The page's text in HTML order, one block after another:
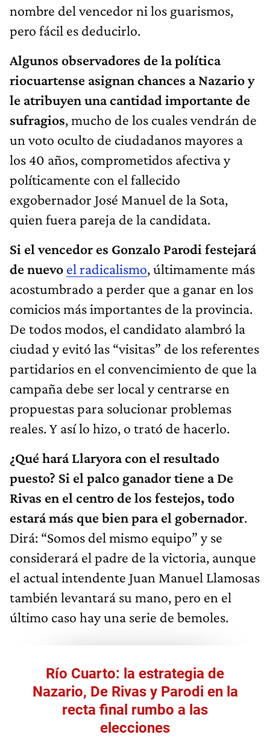
nombre del vencedor ni los guarismos,
pero fácil es deducirlo.
Algunos observadores de la política
riocuartense asignan chances a Nazario y
le atribuyen una cantidad importante de
sufragios, mucho de los cuales vendrán de
un voto oculto de ciudadanos mayores a
los 40 años, comprometidos afectiva y
políticamente con el fallecido
exgobernador José Manuel de la Sota,
quien fuera pareja de la candidata.
Si el vencedor es Gonzalo Parodi festejará
de nuevo el radicalismo, últimamente más
acostumbrado a perder que a ganar en los
comicios más importantes de la provincia.
De todos modos, el candidato alambró la
ciudad y evitó las “visitas” de los referentes
partidarios en el convencimiento de que la
campaña debe ser local y centrarse en
propuestas para solucionar problemas
reales. Y así lo hizo, o trató de hacerlo.
¿Qué hará Llaryora con el resultado
puesto? Si el palco ganador tiene a De
Rivas en el centro de los festejos, todo
estará más que bien para el gobernador.
Dirá: “Somos del mismo equipo” y se
considerará el padre de la victoria, aunque
el actual intendente Juan Manuel Llamosas
también levantará su mano, pero en el
último caso hay una serie de bemoles.
Río Cuarto: la estrategia de
Nazario, De Rivas y Parodi en la
recta final rumbo a las
elecciones